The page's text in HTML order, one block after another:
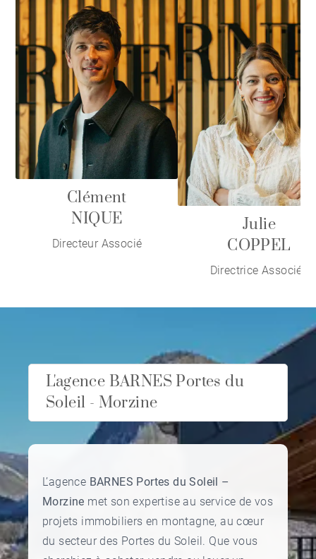
Clément
NIQUE
Directeur Associé
Julie
COPPEL
Directrice Associée
L'agence BARNES Portes du
Soleil - Morzine
L’agence BARNES Portes du Soleil –
Morzine met son expertise au service de vos
projets immobiliers en montagne, au cœur
du secteur des Portes du Soleil. Que vous